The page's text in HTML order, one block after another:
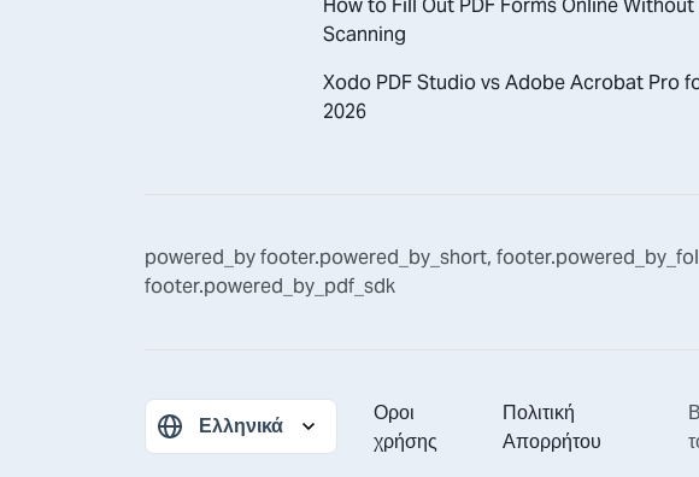
How to Fill Out PDF Forms Online
Scanning
Xodo PDF Studio vs Adobe Acrobat Pro
2026
powered_byfooter.powered_by_short,
footer.powered_by_pdf_sdk
Οροι
χρήσης
Πολιτική
Απορρήτου